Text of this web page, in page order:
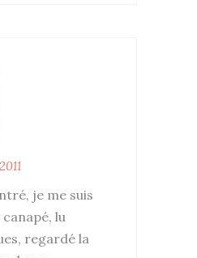
je me suis
lu
regardé la